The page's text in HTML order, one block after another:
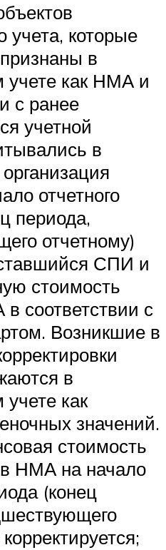
учета, которые
в
учете как НМА и
с ранее
учетной
в
отчетного
периода,
отчетному)
СПИ и
стоимость
соответствии с
Возникшие в
в
учете как
значений.
стоимость
НМА на начало
(конец